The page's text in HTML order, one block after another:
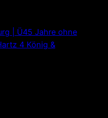
| Ü45 Jahre ohne
4 König &